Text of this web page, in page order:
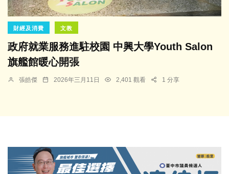
財經及消費 文教
政府就業服務進駐校園 中興大學Youth Salon
旗艦館暖心開張
張皓傑 2026年三月11日 2,401 觀看 1 分享